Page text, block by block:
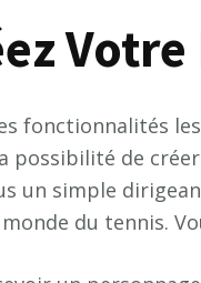
fonctionnalités
possibilité de
un simple
du tennis.